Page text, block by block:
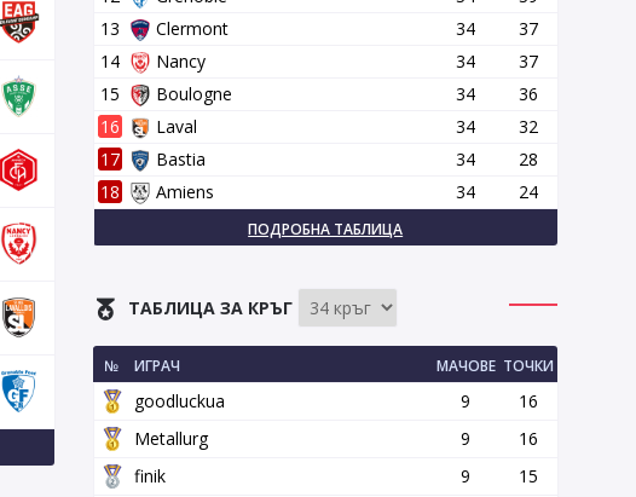
13
Clermont 34
37
14
Nancy 34
37
15
Boulogne 34
36
16
Laval 34
32
17
Bastia 34
28
18
Amiens 34 24
ПОДРОБНА ТАБЛИЦА
ТАБЛИЦА ЗА КРЪГ
№ ИГРАЧ МАЧОВЕ ТОЧКИ
goodluckua 9
16
Metallurg
9
16
finik
9
15